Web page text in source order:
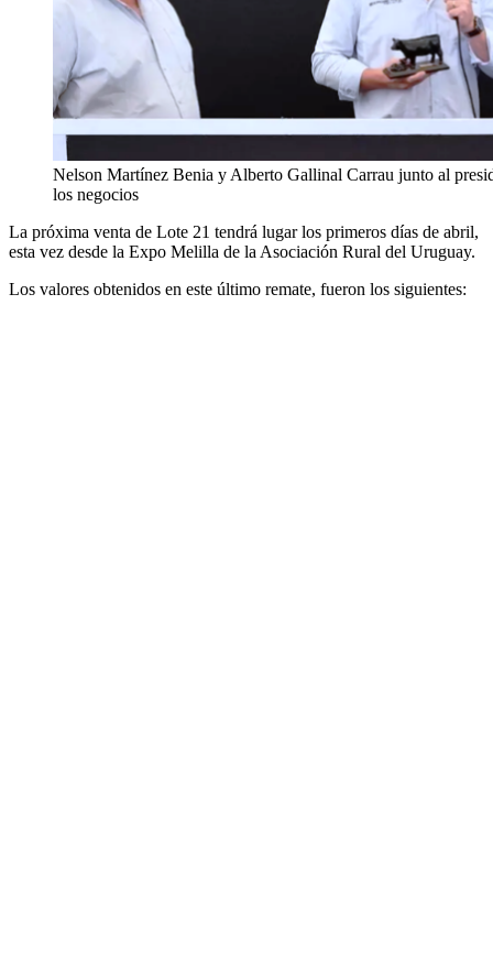
Nelson Martínez Benia y Alberto Gallinal Carrau junto al
los negocios
La próxima venta de Lote 21 tendrá lugar los primeros días de abril,
esta vez desde la Expo Melilla de la Asociación Rural del Uruguay.
Los valores obtenidos en este último remate, fueron los siguientes: